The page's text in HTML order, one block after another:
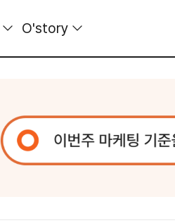
O'story